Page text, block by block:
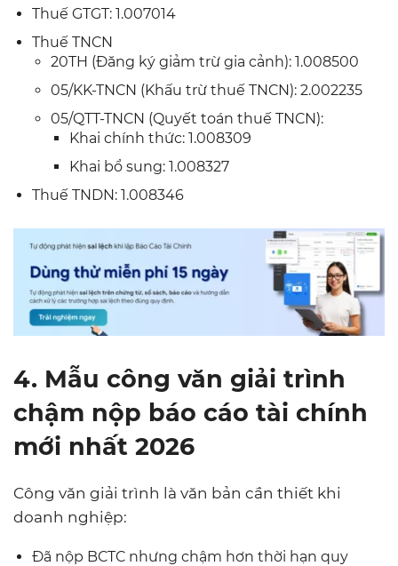
Thuế GTGT: 1.007014
Thuế TNCN
20TH (Đăng ký giảm trừ gia cảnh): 1.008500
05/KK-TNCN (Khấu trừ thuế TNCN): 2.002235
05/QTT-TNCN (Quyết toán thuế TNCN):
Khai chính thức: 1.008309
Khai bổ sung: 1.008327
Thuế TNDN: 1.008346
4. Mẫu công văn giải trình
chậm nộp báo cáo tài chính
mới nhất 2026
Công văn giải trình là văn bản cần thiết khi
doanh nghiệp:
Đã nộp BCTC nhưng chậm hơn thời hạn quy